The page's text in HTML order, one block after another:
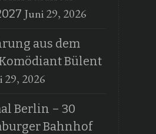
Juni 29, 2026
aus dem
Bülent
29, 2026
Berlin – 30
Bahnhof